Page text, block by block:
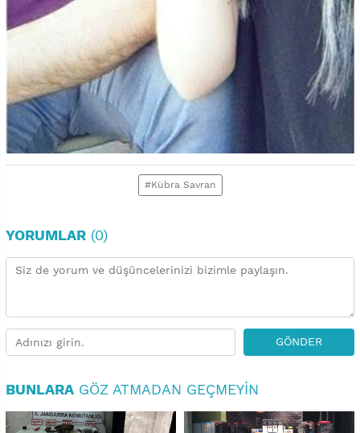
#Kübra Savran
YORUMLAR (0)
GÖNDER
BUNLARA GÖZ ATMADAN GEÇMEYIN